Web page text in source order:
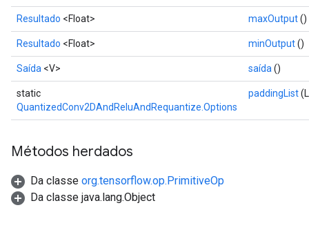
Resultado <Float> maxOutput()
Resultado <Float> minOutput()
Saída <V> saída ()
static
QuantizedConv2DAndReluAndRequantize.Options
paddingList
Métodos herdados
Da classe org.tensorflow.op.PrimitiveOp
Da classe java.lang.Object